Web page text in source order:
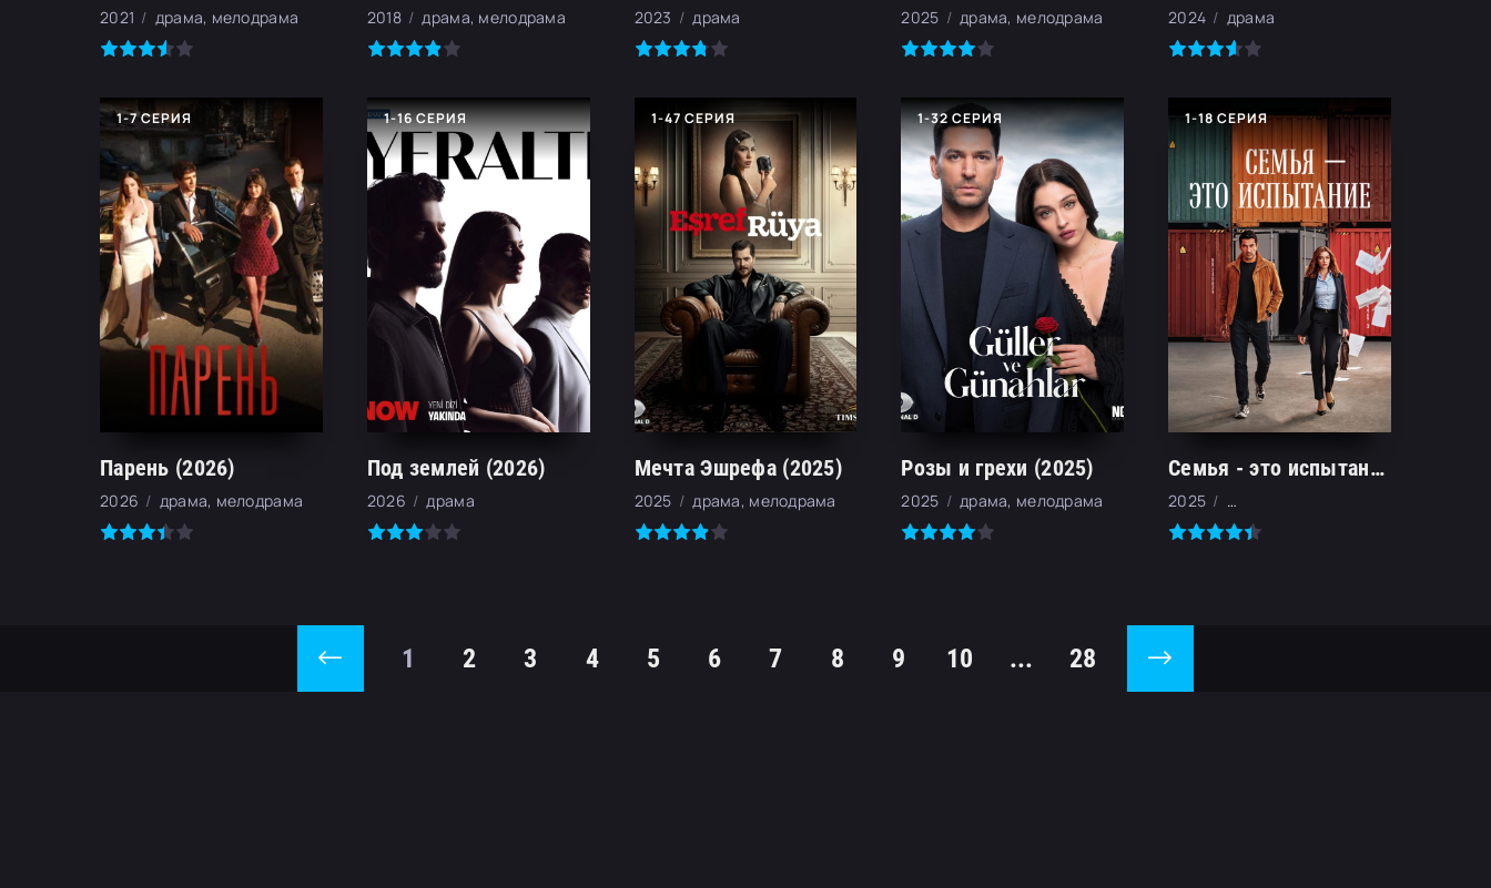
2021 драма, мелодрама 2018 драма, мелодрама 2023 драма 2025 драма, мелодрама 2024 драма
1-7 СЕРИЯ
Парень (2026)
2026 драма, мелодрама
1-16 СЕРИЯ
Под землей (2026)
2026 драма
1-47 СЕРИЯ
Мечта Эшрефа (2025)
2025 драма, мелодрама
1-32 СЕРИЯ
Розы и грехи (2025)
2025 драма, мелодрама
1-18 СЕРИЯ
Семья - это испытание (2026)
2025 драма, мелодрама, криминал
1 2 3 4 5 6 7 8 9 10 ... 28